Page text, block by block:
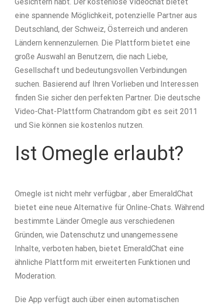
eine spannende Möglichkeit, potenzielle Partner aus
Deutschland, der Schweiz, Österreich und anderen
Ländern kennenzulernen. Die Plattform bietet eine
große Auswahl an Benutzern, die nach Liebe,
Gesellschaft und bedeutungsvollen Verbindungen
suchen. Basierend auf Ihren Vorlieben und Interessen
finden Sie sicher den perfekten Partner. Die deutsche
Video-Chat-Plattform Chatrandom gibt es seit 2011
und Sie können sie kostenlos nutzen.
Ist Omegle erlaubt?
Omegle ist nicht mehr verfügbar , aber EmeraldChat
bietet eine neue Alternative für Online-Chats. Während
bestimmte Länder Omegle aus verschiedenen
Gründen, wie Datenschutz und unangemessene
Inhalte, verboten haben, bietet EmeraldChat eine
ähnliche Plattform mit erweiterten Funktionen und
Moderation.
Die App verfügt auch über einen automatischen